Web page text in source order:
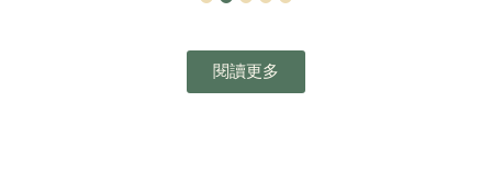
閱讀更多